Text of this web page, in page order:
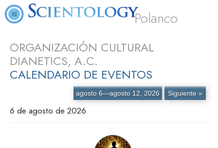
Polanco
ORGANIZACIÓN CULTURAL
DIANETICS, A.C.
CALENDARIO DE EVENTOS
agosto 6—agosto 12, 2026 Siguiente »
6 de agosto de 2026